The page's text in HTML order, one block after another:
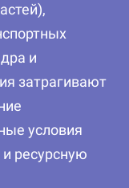
и
затрагивают
условия
ресурсную